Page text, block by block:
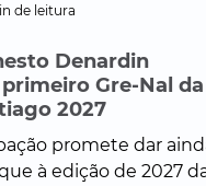
Denardin
Gre-Nal da
2027
promete dar
à edição de 2027
de leitura